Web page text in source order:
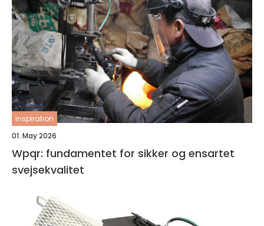
inspiration
01. May 2026
Wpqr: fundamentet for sikker og ensartet
svejsekvalitet